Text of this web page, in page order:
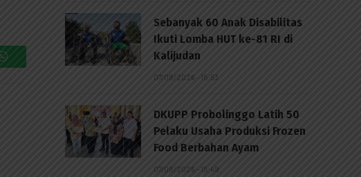
WhatsApp
Sebanyak 60 Anak Disabilitas
Ikuti Lomba HUT ke-81 RI di
Kalijudan
07/08/2026 - 15:53
DKUPP Probolinggo Latih 50
Pelaku Usaha Produksi Frozen
Food Berbahan Ayam
07/08/2026 - 15:49